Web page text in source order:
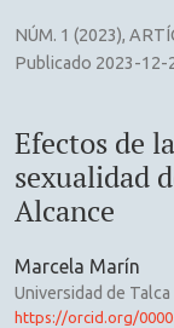
NÚM. 1 (2023),
Efectos de
sexualidad
Alcance
Publicado 2023-12-
Marcela Marín
Universidad de Talca
https://orcid.org/